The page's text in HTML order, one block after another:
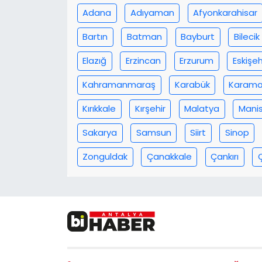
Adana Adıyaman Afyonkarahisar
Bartın
Batman Bayburt Bilecik
Elazığ
Erzincan Erzurum
Kahramanmaraş
Karabük
Kırıkkale
Kırşehir Malatya
Sakarya
Samsun Siirt Sinop
Zonguldak
Çanakkale Çankırı